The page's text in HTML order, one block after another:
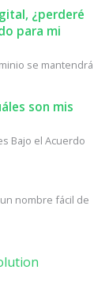
¿perderé
para mi
se mantendrá
son mis
Bajo el Acuerdo
nombre fácil de